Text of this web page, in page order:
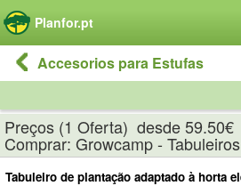
Planfor.pt
Accesorios para Estufas
Preços (1 Oferta) desde 59.50€
Comprar: Growcamp -
Tabuleiro de plantação adaptado à horta
Painel de Gerenciamento de Cookies